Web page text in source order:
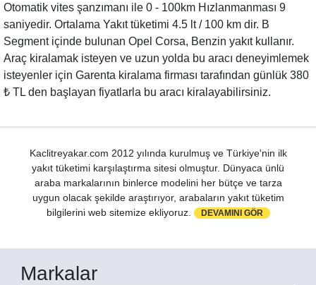
Otomatik vites şanzımanı ile 0 - 100km Hızlanmanması 9
saniyedir. Ortalama Yakıt tüketimi 4.5 lt / 100 km dir. B
Segment içinde bulunan Opel Corsa, Benzin yakıt kullanır.
Araç kiralamak isteyen ve uzun yolda bu aracı deneyimlemek
isteyenler için Garenta kiralama firması tarafından günlük 380
₺ TL den başlayan fiyatlarla bu aracı kiralayabilirsiniz.
Kaclitreyakar.com 2012 yılında kurulmuş ve Türkiye'nin ilk
yakıt tüketimi karşılaştırma sitesi olmuştur. Dünyaca ünlü
araba markalarının binlerce modelini her bütçe ve tarza
uygun olacak şekilde araştırıyor, arabaların yakıt tüketim
bilgilerini web sitemize ekliyoruz.
DEVAMINI GÖR
Markalar